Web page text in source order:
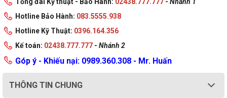
Hotline Bảo Hành: 083.5555.938
Hotline Kỹ Thuật: 0396.164.356
Kế toán: 02438.777.777 - Nhánh 2
Góp ý - Khiếu nại: 0989.360.308 - Mr. Huấn
THÔNG TIN CHUNG